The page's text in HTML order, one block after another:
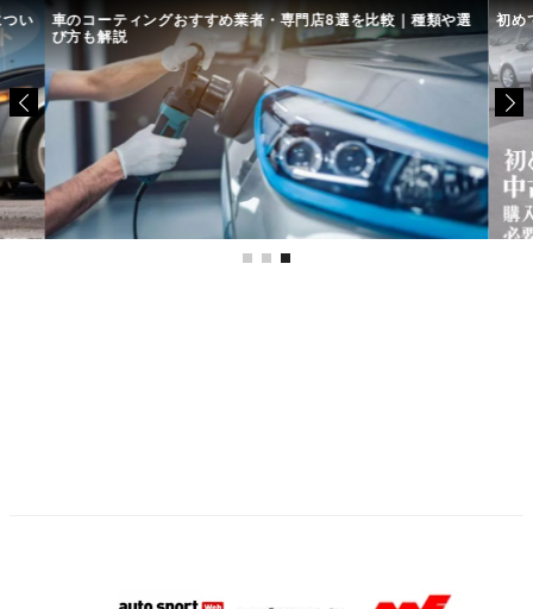
い 車のコーティングおすすめ業者・専門店8選を比較｜種類や選
び方も解説
初め